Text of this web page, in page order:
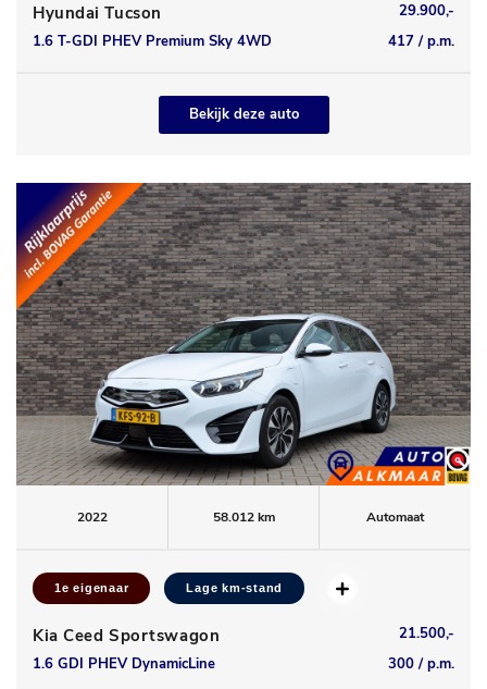
Hyundai Tucson
29.900,-
1.6 T-GDI PHEV Premium Sky 4WD
417 / p.m.
Bekijk deze auto
2022 58.012 km Automaat
1e eigenaar Lage km-stand
Kia Ceed Sportswagon
21.500,-
1.6 GDI PHEV DynamicLine
300 / p.m.